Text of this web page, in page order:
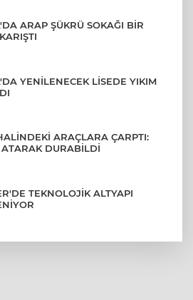
ARAP ŞÜKRÜ SOKAĞI BİR
YENİLENECEK LİSEDE YIKIM
ARAÇLARA ÇARPTI:
DURABİLDİ
TEKNOLOJİK ALTYAPI